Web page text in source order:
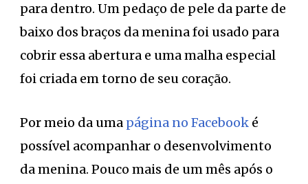
para dentro. Um pedaço de pele da parte de
baixo dos braços da menina foi usado para
cobrir essa abertura e uma malha especial
foi criada em torno de seu coração.
Por meio da uma página no Facebook é
possível acompanhar o desenvolvimento
da menina. Pouco mais de um mês após o